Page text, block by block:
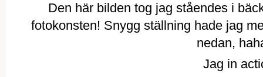
Den här bilden tog jag ståendes i
fotokonsten! Snygg ställning hade jag
nedan,
Jag in